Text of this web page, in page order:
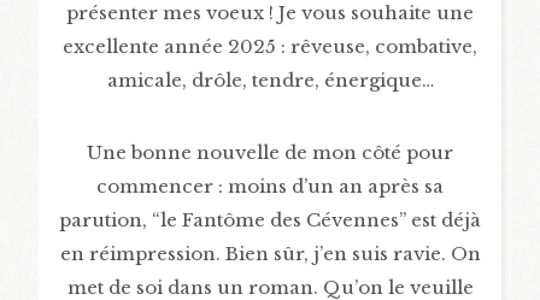
présenter mes voeux ! Je vous souhaite une
excellente année 2025 : rêveuse, combative,
amicale, drôle, tendre, énergique…
Une bonne nouvelle de mon côté pour
commencer : moins d’un an après sa
parution, “le Fantôme des Cévennes” est déjà
en réimpression. Bien sûr, j’en suis ravie. On
met de soi dans un roman. Qu’on le veuille